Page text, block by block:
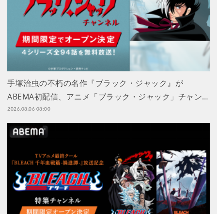
手塚治虫の不朽の名作『ブラック・ジャック』が
ABEMA初配信、アニメ「ブラック・ジャック」チャン…
2026.08.06 08:00